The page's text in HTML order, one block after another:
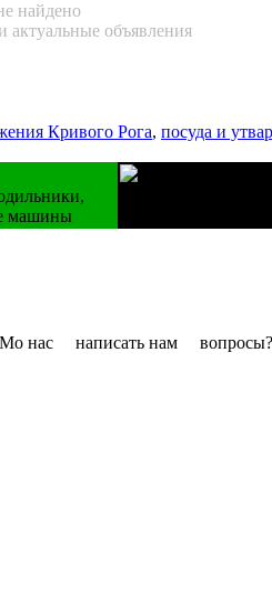
найдено
актуальные объявления
Кривого Рога, посуда и
машины
о нас написать нам вопросы?